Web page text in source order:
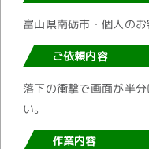
富山県南砺市・個人の
ご依頼内容
落下の衝撃で画面が半
い。
作業内容